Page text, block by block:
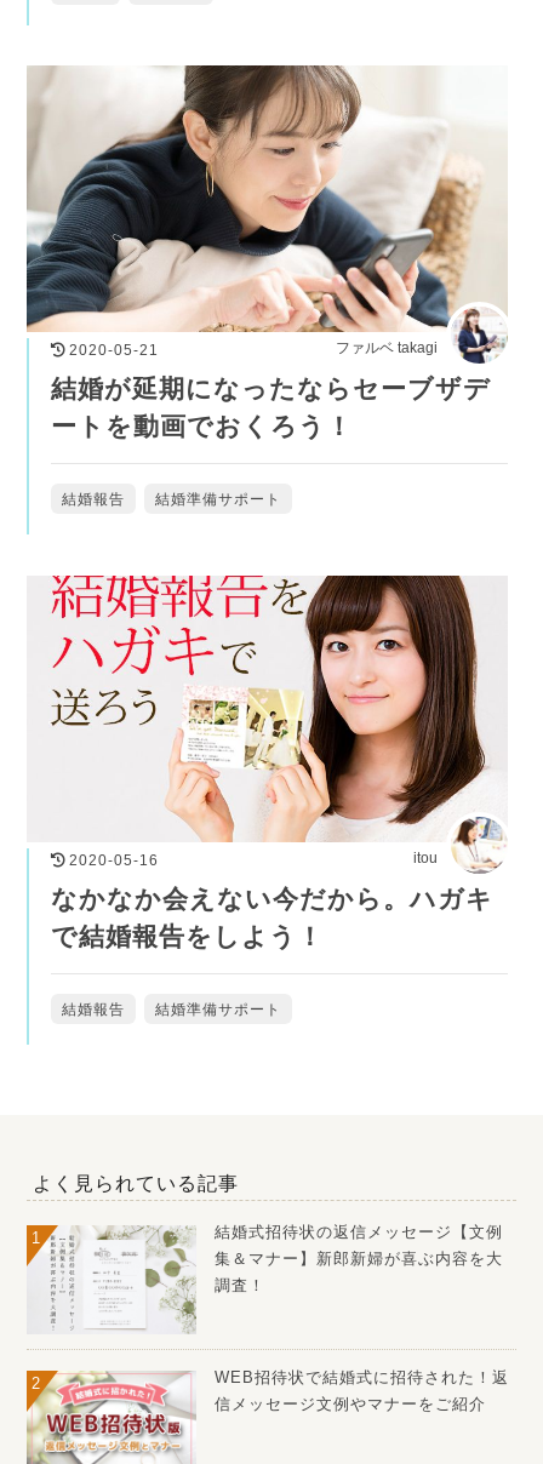
ファルベ takagi
2020-05-21
結婚が延期になったならセーブザデ
ートを動画でおくろう！
結婚報告 結婚準備サポート
itou
2020-05-16
なかなか会えない今だから。ハガキ
で結婚報告をしよう！
結婚報告 結婚準備サポート
よく見られている記事
結婚式招待状の返信メッセージ【文例
集＆マナー】新郎新婦が喜ぶ内容を大
調査！
WEB招待状で結婚式に招待された！返
信メッセージ文例やマナーをご紹介